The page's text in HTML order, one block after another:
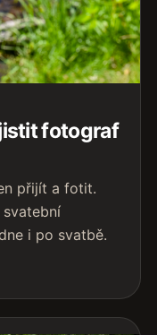
fotograf
přijít a fotit.
i po svatbě.